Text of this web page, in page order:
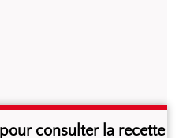
consulter la recette